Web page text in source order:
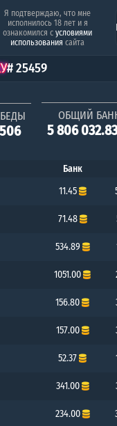
шанс
Алёша Попович
0.26%
Я подтверждаю, что мне
исполнилось 18 лет и я
ознакомился сусловиями
использования сайта
# 25459
ОБЩИЙ
5 806
Банк
11.45
71.48
534.89
1051.00
156.80
157.00
52.37
341.00
234.00